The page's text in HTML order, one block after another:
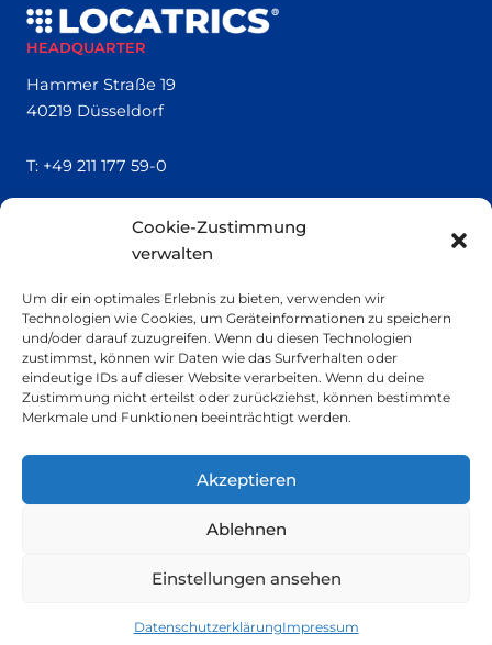
Cookie-Zustimmung
verwalten
Um dir ein optimales Erlebnis zu bieten, verwenden wir
Technologien wie Cookies, um Geräteinformationen zu speichern
und/oder darauf zuzugreifen. Wenn du diesen Technologien
zustimmst, können wir Daten wie das Surfverhalten oder
eindeutige IDs auf dieser Website verarbeiten. Wenn du deine
Zustimmung nicht erteilst oder zurückziehst, können bestimmte
Merkmale und Funktionen beeinträchtigt werden.
Akzeptieren
Ablehnen
Einstellungen ansehen
DatenschutzerklärungImpressum
HEADQUARTER
Hammer Straße 19
40219 Düsseldorf
T: +49 211 177 59-0
Kontakt
Impressum
SMALL PRINT
Datenschutzerklärung
Nachhaltigkeit
© 2026 It Works GmbH